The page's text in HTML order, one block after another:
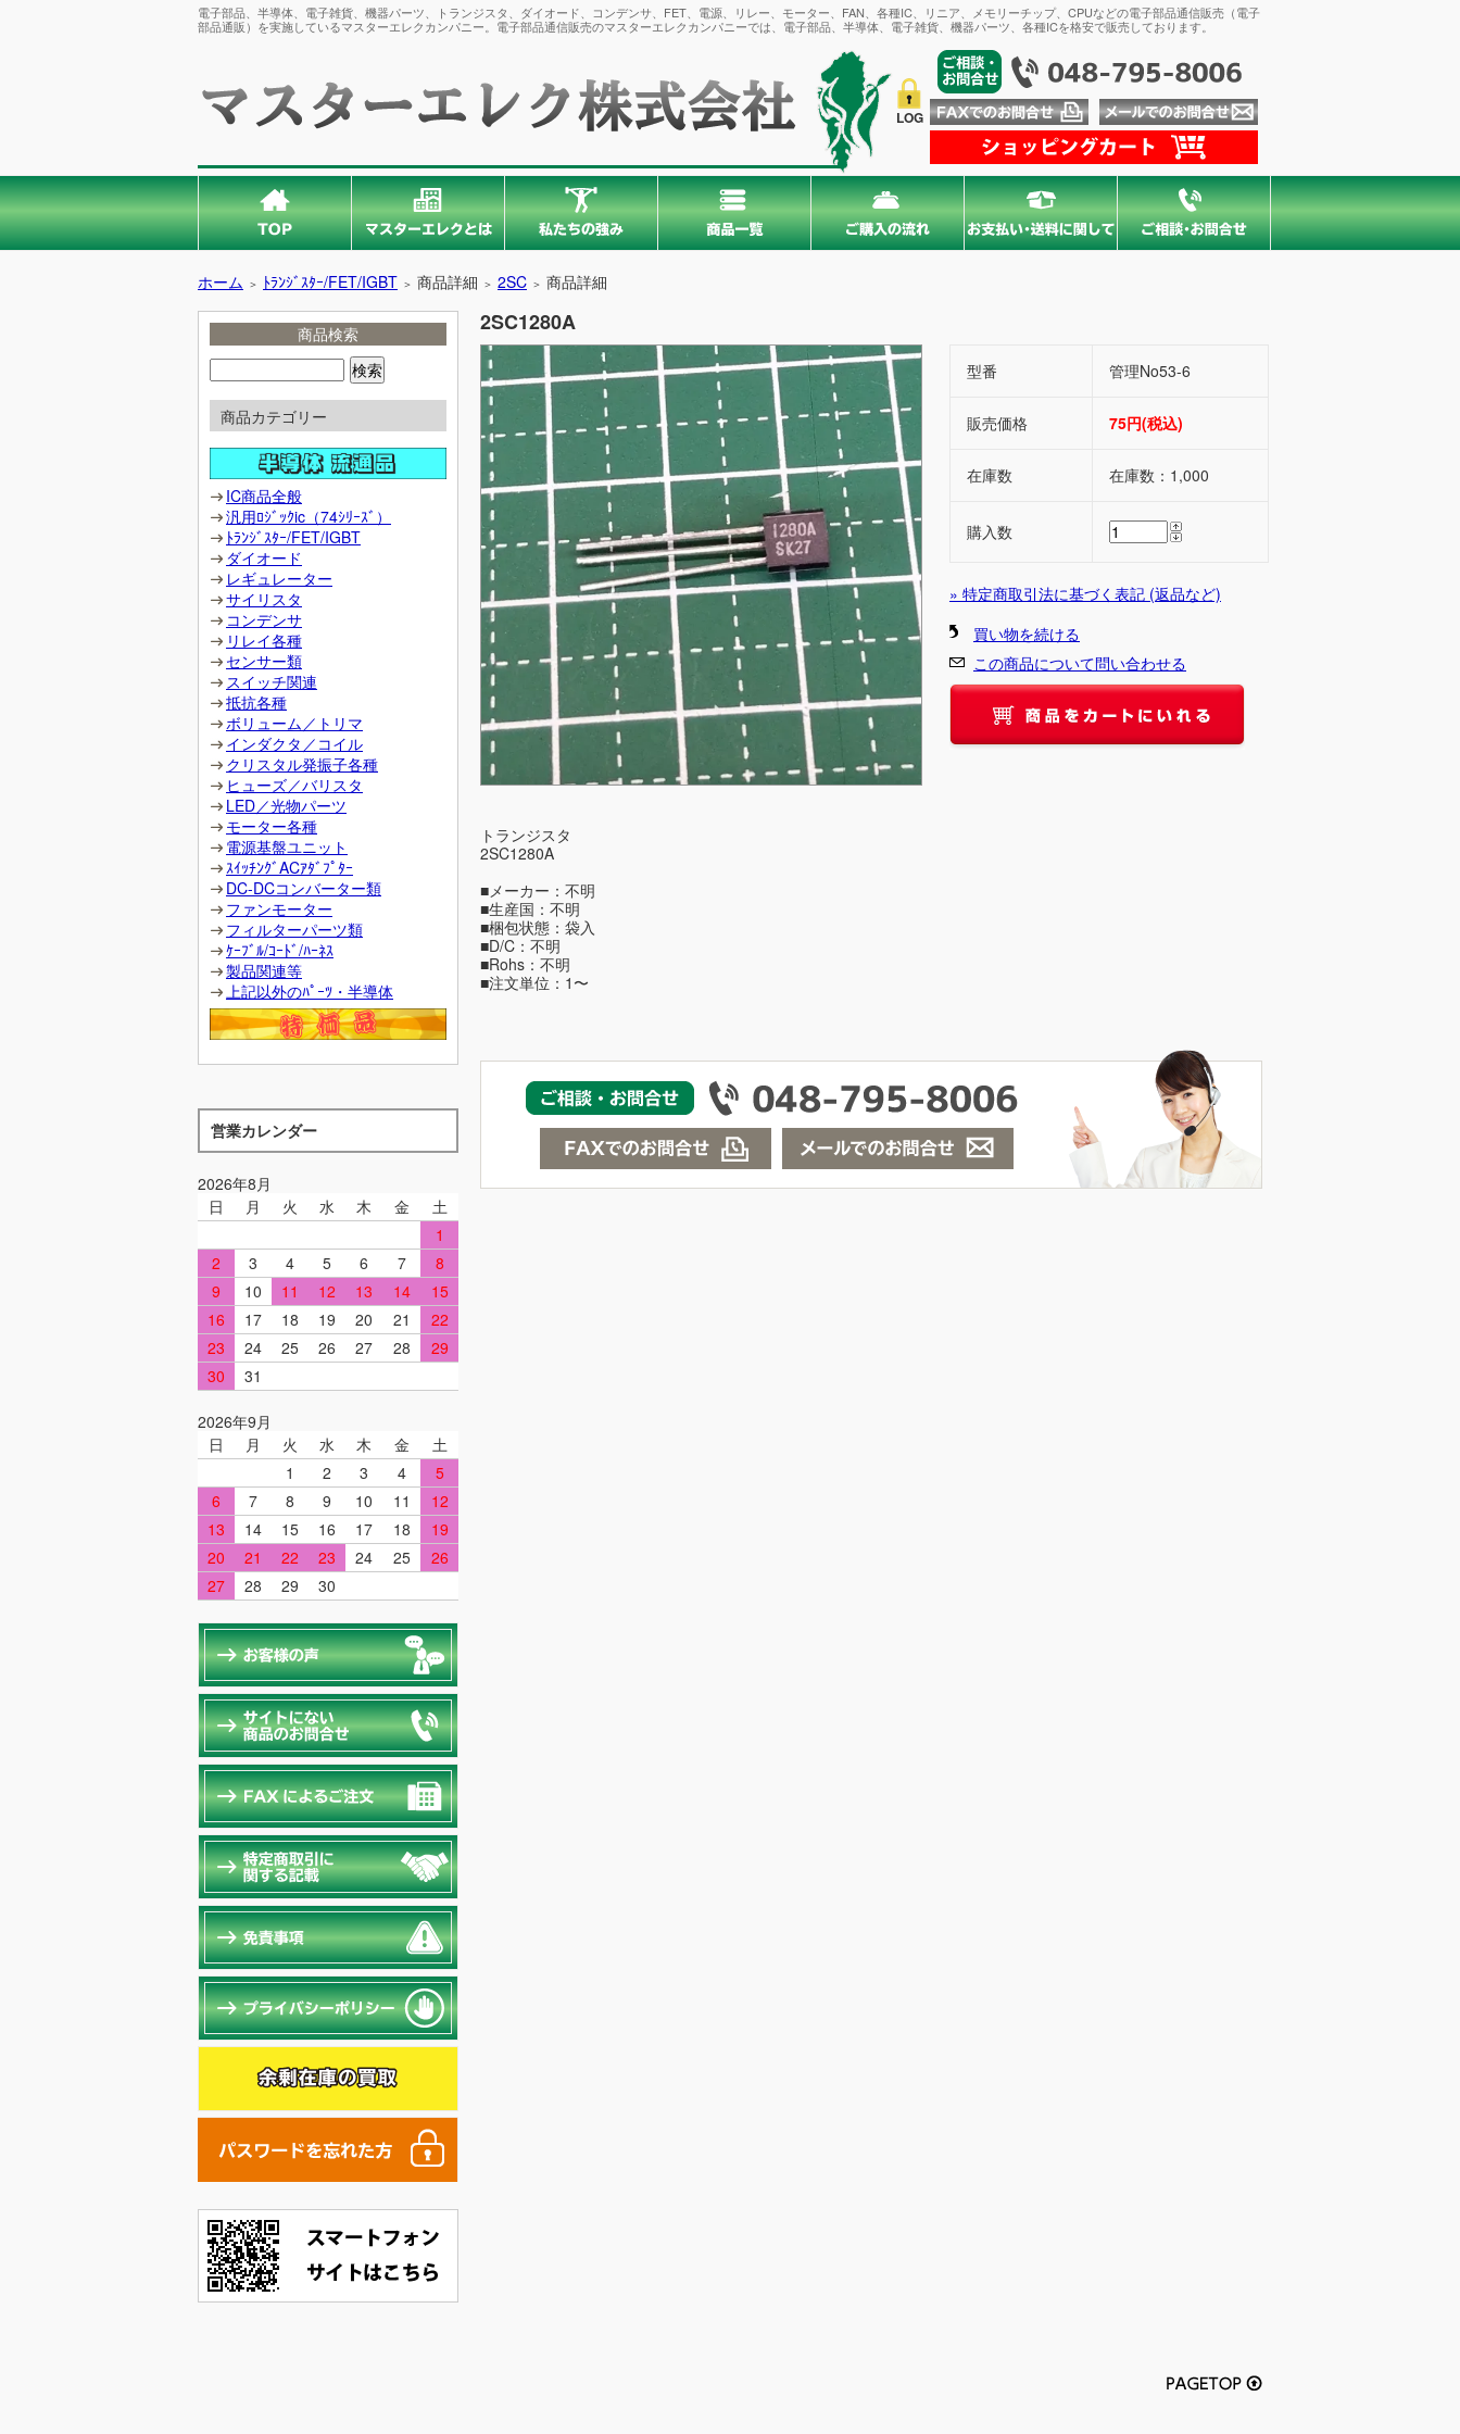
電子部品、半導体、電子雑貨、機器パーツ、トランジスタ、ダイオード、コンデンサ、FET、電源、リレー、モーター、FAN、各種IC、リニア、メモリーチップ、CPUなどの電子部品通信販売（電子
部品通販）を実施しているマスターエレクカンパニー。電子部品通信販売のマスターエレクカンパニーでは、電子部品、半導体、電子雑貨、機器パーツ、各種ICを格安で販売しております。
LOG
ホーム ＞ ﾄﾗﾝｼﾞｽﾀｰ/FET/IGBT ＞ 商品詳細 ＞ 2SC ＞ 商品詳細
商品検索
商品カテゴリー
IC商品全般
汎用ﾛｼﾞｯｸic（74ｼﾘｰｽﾞ）
ﾄﾗﾝｼﾞｽﾀｰ/FET/IGBT
ダイオード
レギュレーター
サイリスタ
コンデンサ
リレイ各種
センサー類
スイッチ関連
抵抗各種
ボリューム／トリマ
インダクタ／コイル
クリスタル発振子各種
ヒューズ／バリスタ
LED／光物パーツ
モーター各種
電源基盤ユニット
ｽｲｯﾁﾝｸﾞACｱﾀﾞﾌﾟﾀｰ
DC-DCコンバーター類
ファンモーター
フィルターパーツ類
ｹｰﾌﾞﾙ/ｺｰﾄﾞ/ﾊｰﾈｽ
製品関連等
上記以外のﾊﾟｰﾂ・半導体
営業カレンダー
2026年8月
日
月 火 水 木 金
土
1
2
3 4 5 6 7
8
9
10 11 12 13 14
15
16
17 18 19 20 21
22
23
24 25 26 27 28
29
30
31
2026年9月
日
月 火 水 木 金
土
1
2 3 4
5
6
7 8 9 10 11
12
13
14 15 16 17 18
19
20
21 22 23 24 25
26
27
28 29 30
2SC1280A
型番 管理No53-6
販売価格 75円(税込)
在庫数 在庫数：1,000
購入数
» 特定商取引法に基づく表記 (返品など)
買い物を続ける
この商品について問い合わせる
トランジスタ
2SC1280A
■メーカー：不明
■生産国：不明
■梱包状態：袋入
■D/C：不明
■Rohs：不明
■注文単位：1〜